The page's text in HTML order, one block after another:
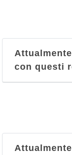
con questi